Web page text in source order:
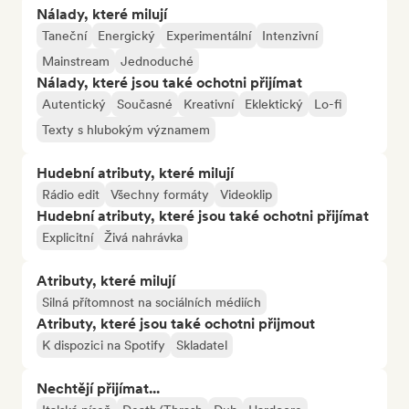
Nálady, které milují
Taneční Energický Experimentální
Intenzivní
Mainstream
Jednoduché
Nálady, které jsou také ochotni přijímat
Autentický Současné Kreativní Eklektický
Lo-fi
Texty s hlubokým významem
Hudební atributy, které milují
Rádio edit Všechny formáty Videoklip
Hudební atributy, které jsou také ochotni přijímat
Explicitní Živá nahrávka
Atributy, které milují
Silná přítomnost na sociálních médiích
Atributy, které jsou také ochotni přijmout
K dispozici na Spotify Skladatel
Nechtějí přijímat...